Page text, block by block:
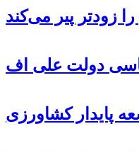
زودتر پیر می‌کند
دولت علی اف
پایدار کشاورزی